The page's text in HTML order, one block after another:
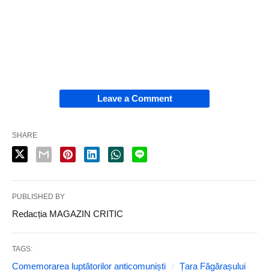
Leave a Comment
SHARE
PUBLISHED BY
Redacția MAGAZIN CRITIC
TAGS:
Comemorarea luptătorilor anticomuniști Țara Făgărașului